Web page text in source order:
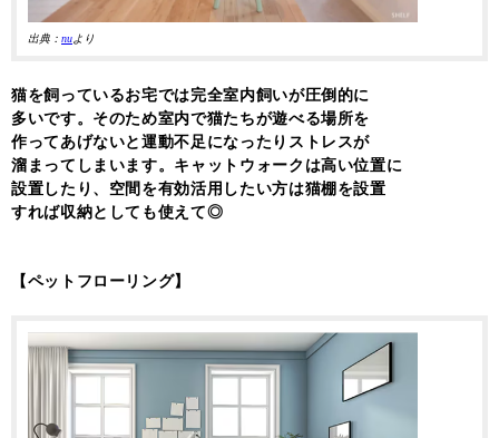
出典： nuより
猫を飼っているお宅では完全室内飼いが圧倒的に
多いです。そのため室内で猫たちが遊べる場所を
作ってあげないと運動不足になったりストレスが
溜まってしまいます。キャットウォークは高い位置に
設置したり、空間を有効活用したい方は猫棚を設置
すれば収納としても使えて◎
【ペットフローリング】